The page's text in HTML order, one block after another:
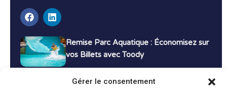
Gérer le consentement
Remise Parc Aquatique : Économisez sur
vos Billets avec Toody